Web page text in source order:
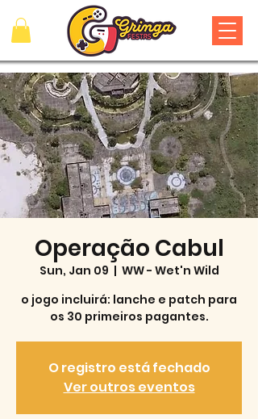
Operação Cabul
Sun, Jan 09
  |
WW - Wet'n Wild
o jogo incluirá: lanche e patch para
os 30 primeiros pagantes.
O registro está fechado
Ver outros eventos